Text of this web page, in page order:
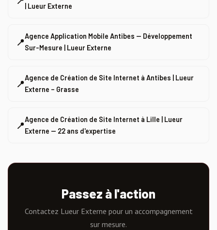
| Lueur Externe
📍
Agence Application Mobile Antibes — Développement
Sur-Mesure | Lueur Externe
📍
Agence de Création de Site Internet à Antibes | Lueur
Externe – Grasse
📍
Agence de Création de Site Internet à Lille | Lueur
Externe — 22 ans d'expertise
Passez à l'action
Contactez Lueur Externe pour un accompagnement
sur mesure.